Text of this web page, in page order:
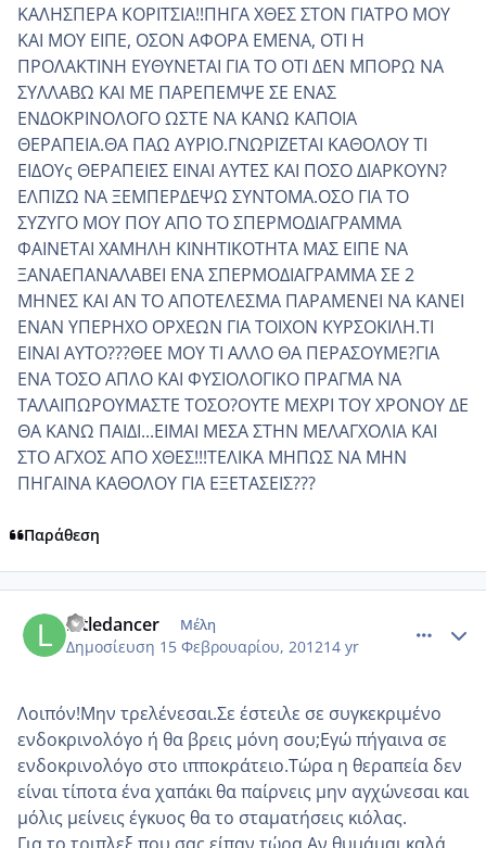
ΚΑΛΗΣΠΕΡΑ ΚΟΡΙΤΣΙΑ!!ΠΗΓΑ ΧΘΕΣ ΣΤΟΝ ΓΙΑΤΡΟ ΜΟΥ
ΚΑΙ ΜΟΥ ΕΙΠΕ, ΟΣΟΝ ΑΦΟΡΑ ΕΜΕΝΑ, ΟΤΙ Η
ΠΡΟΛΑΚΤΙΝΗ ΕΥΘΥΝΕΤΑΙ ΓΙΑ ΤΟ ΟΤΙ ΔΕΝ ΜΠΟΡΩ ΝΑ
ΣΥΛΛΑΒΩ ΚΑΙ ΜΕ ΠΑΡΕΠΕΜΨΕ ΣΕ ΕΝΑΣ
ΕΝΔΟΚΡΙΝΟΛΟΓΟ ΩΣΤΕ ΝΑ ΚΑΝΩ ΚΑΠΟΙΑ
ΘΕΡΑΠΕΙΑ.ΘΑ ΠΑΩ ΑΥΡΙΟ.ΓΝΩΡΙΖΕΤΑΙ ΚΑΘΟΛΟΥ ΤΙ
ΕΙΔΟΥς ΘΕΡΑΠΕΙΕΣ ΕΙΝΑΙ ΑΥΤΕΣ ΚΑΙ ΠΟΣΟ ΔΙΑΡΚΟΥΝ?
ΕΛΠΙΖΩ ΝΑ ΞΕΜΠΕΡΔΕΨΩ ΣΥΝΤΟΜΑ.ΟΣΟ ΓΙΑ ΤΟ
ΣΥΖΥΓΟ ΜΟΥ ΠΟΥ ΑΠΟ ΤΟ ΣΠΕΡΜΟΔΙΑΓΡΑΜΜΑ
ΦΑΙΝΕΤΑΙ ΧΑΜΗΛΗ ΚΙΝΗΤΙΚΟΤΗΤΑ ΜΑΣ ΕΙΠΕ ΝΑ
ΞΑΝΑΕΠΑΝΑΛΑΒΕΙ ΕΝΑ ΣΠΕΡΜΟΔΙΑΓΡΑΜΜΑ ΣΕ 2
ΜΗΝΕΣ ΚΑΙ ΑΝ ΤΟ ΑΠΟΤΕΛΕΣΜΑ ΠΑΡΑΜΕΝΕΙ ΝΑ ΚΑΝΕΙ
ΕΝΑΝ ΥΠΕΡΗΧΟ ΟΡΧΕΩΝ ΓΙΑ ΤΟΙΧΟΝ ΚΥΡΣΟΚΙΛΗ.ΤΙ
ΕΙΝΑΙ ΑΥΤΟ???ΘΕΕ ΜΟΥ ΤΙ ΑΛΛΟ ΘΑ ΠΕΡΑΣΟΥΜΕ?ΓΙΑ
ΕΝΑ ΤΟΣΟ ΑΠΛΟ ΚΑΙ ΦΥΣΙΟΛΟΓΙΚΟ ΠΡΑΓΜΑ ΝΑ
ΤΑΛΑΙΠΩΡΟΥΜΑΣΤΕ ΤΟΣΟ?ΟΥΤΕ ΜΕΧΡΙ ΤΟΥ ΧΡΟΝΟΥ ΔΕ
ΘΑ ΚΑΝΩ ΠΑΙΔΙ...ΕΙΜΑΙ ΜΕΣΑ ΣΤΗΝ ΜΕΛΑΓΧΟΛΙΑ ΚΑΙ
ΣΤΟ ΑΓΧΟΣ ΑΠΟ ΧΘΕΣ!!!ΤΕΛΙΚΑ ΜΗΠΩΣ ΝΑ ΜΗΝ
ΠΗΓΑΙΝΑ ΚΑΘΟΛΟΥ ΓΙΑ ΕΞΕΤΑΣΕΙΣ???
Παράθεση
littledancer Μέλη
Δημοσίευση 15 Φεβρουαρίου, 201214 yr
Λοιπόν!Μην τρελένεσαι.Σε έστειλε σε συγκεκριμένο
ενδοκρινολόγο ή θα βρεις μόνη σου;Εγώ πήγαινα σε
ενδοκρινολόγο στο ιπποκράτειο.Τώρα η θεραπεία δεν
είναι τίποτα ένα χαπάκι θα παίρνεις μην αγχώνεσαι και
μόλις μείνεις έγκυος θα το σταματήσεις κιόλας.